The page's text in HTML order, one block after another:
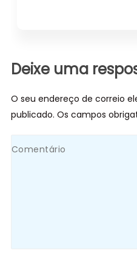
Deixe uma
O seu endereço de correio
publicado. Os campos